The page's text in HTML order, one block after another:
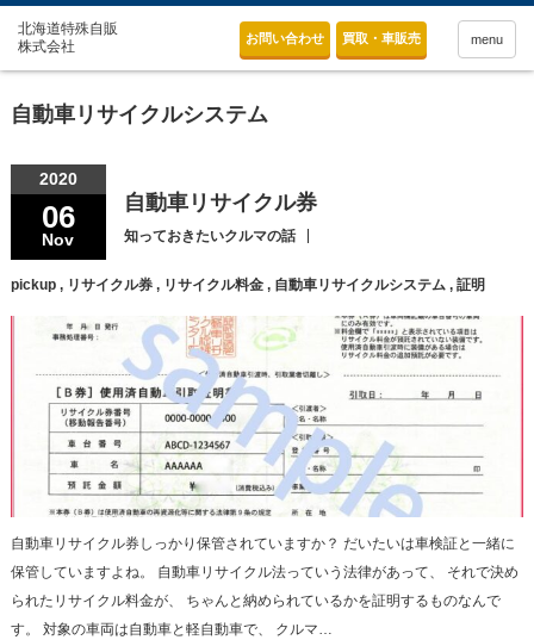
お問い合わせ 買取・車販売 menu
自動車リサイクルシステム
2020
06
Nov
自動車リサイクル券
知っておきたいクルマの話
pickup, リサイクル券, リサイクル料金, 自動車リサイクルシステム, 証明
自動車リサイクル券しっかり保管されていますか？ だいたいは車検証と一緒に
保管していますよね。 自動車リサイクル法っていう法律があって、 それで決め
られたリサイクル料金が、 ちゃんと納められているかを証明するものなんで
す。 対象の車両は自動車と軽自動車で、 クルマ…